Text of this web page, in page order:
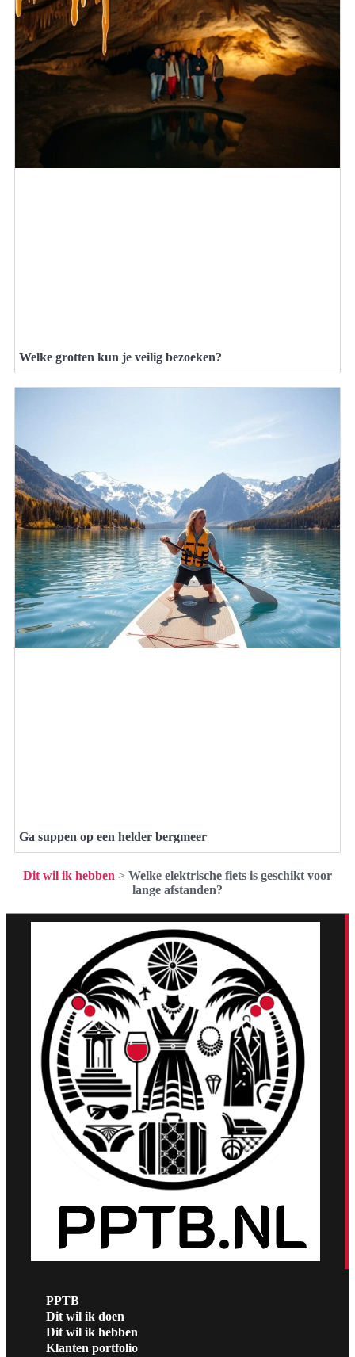
Welke grotten kun je veilig bezoeken?
Ga suppen op een helder bergmeer
Dit wil ik hebben > Welke elektrische fiets is geschikt voor
lange afstanden?
PPTB
Dit wil ik doen
Dit wil ik hebben
Klanten portfolio